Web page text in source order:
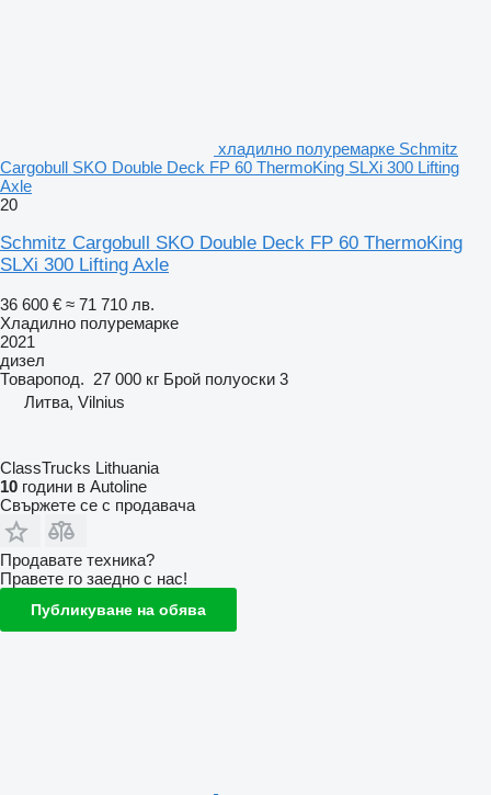
хладилно полуремарке Schmitz
Cargobull SKO Double Deck FP 60 ThermoKing SLXi 300 Lifting
Axle
20
Schmitz Cargobull SKO Double Deck FP 60 ThermoKing
SLXi 300 Lifting Axle
36 600 € ≈ 71 710 лв.
Хладилно полуремарке
2021
дизел
Товаропод. 27 000 кг Брой полуоски 3
Литва, Vilnius
ClassTrucks Lithuania
10 години в Autoline
Свържете се с продавача
Продавате техника?
Правете го заедно с нас!
Публикуване на обява